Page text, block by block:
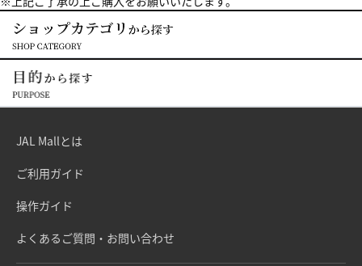
JAL Mallとは
ご利用ガイド
操作ガイド
よくあるご質問・お問い合わせ